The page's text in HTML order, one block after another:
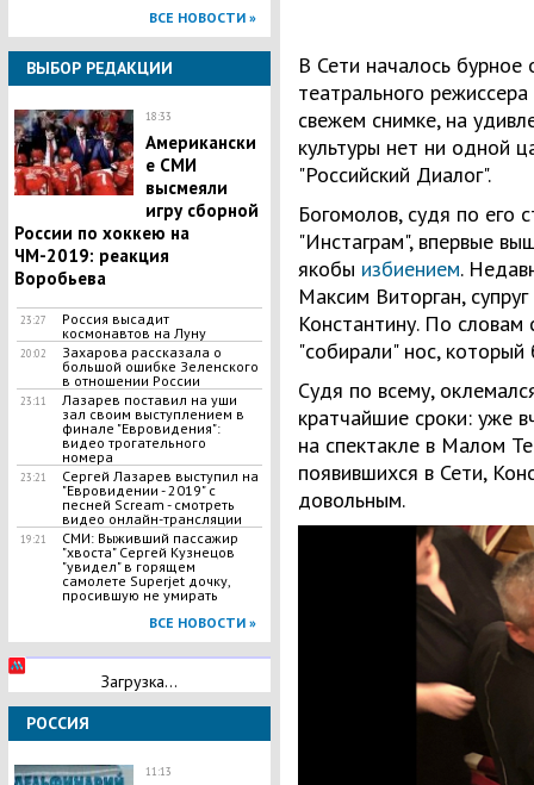
ВСЕ НОВОСТИ »
ВЫБОР РЕДАКЦИИ
18:33
Американски
е СМИ
высмеяли
игру сборной
России по хоккею на
ЧМ-2019: реакция
Воробьева
23:27
Россия высадит
космонавтов на Луну
20:02
Захарова рассказала о
большой ошибке Зеленского
в отношении России
23:11
Лазарев поставил на уши
зал своим выступлением в
финале "Евровидения":
видео трогательного
номера
23:21
Сергей Лазарев выступил на
"Евровидении - 2019" с
песней Scream - смотреть
видео онлайн-трансляции
19:21
СМИ: Выживший пассажир
"хвоста" Сергей Кузнецов
"увидел" в горящем
самолете Superjet дочку,
просившую не умирать
ВСЕ НОВОСТИ »
Загрузка...
РОССИЯ
11:13
В Сети началось
театрального режиссера
свежем снимке, на
культуры нет ни одной
"Российский Диалог".
Богомолов, судя по его
"Инстаграм", впервые
якобы избиением.
Максим Виторган,
Константину. По словам
"собирали" нос,
Судя по всему,
кратчайшие сроки: уже
на спектакле в Малом
появившихся в Сети,
довольным.